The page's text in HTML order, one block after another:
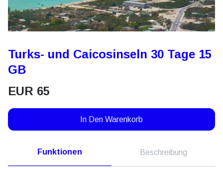
Turks- und Caicosinseln 30 Tage 15
GB
EUR 65
In Den Warenkorb
Funktionen Beschreibung